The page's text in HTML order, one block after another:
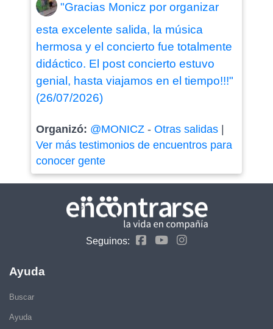
"Gracias Monicz por organizar
esta excelente salida, la música
hermosa y el concierto fue totalmente
didáctico. El post concierto estuvo
genial, hasta viajamos en el tiempo!!!"
(26/07/2026)
Organizó: @MONICZ- Otras salidas|
Ver más testimonios de encuentros para
conocer gente
Seguinos:
Ayuda
Buscar
Ayuda